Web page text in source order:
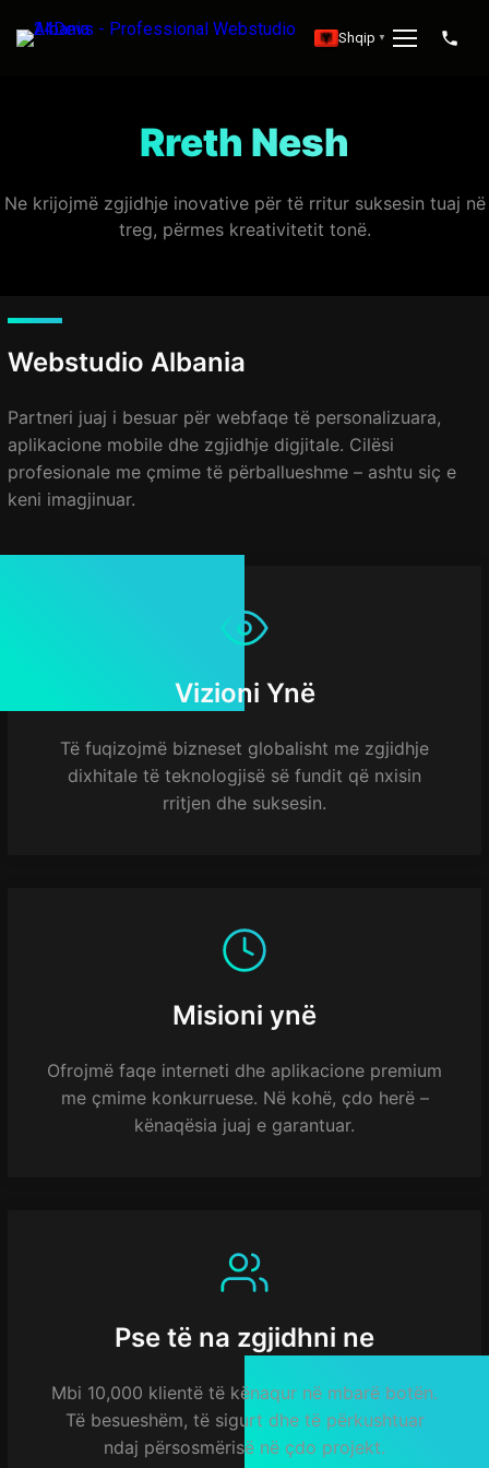
Shqip ▼
Rreth Nesh
Ne krijojmë zgjidhje inovative për të rritur suksesin tuaj në
treg, përmes kreativitetit tonë.
Webstudio Albania
Partneri juaj i besuar për webfaqe të personalizuara,
aplikacione mobile dhe zgjidhje digjitale. Cilësi
profesionale me çmime të përballueshme – ashtu siç e
keni imagjinuar.
Vizioni Ynë
Të fuqizojmë bizneset globalisht me zgjidhje
dixhitale të teknologjisë së fundit që nxisin
rritjen dhe suksesin.
Misioni ynë
Ofrojmë faqe interneti dhe aplikacione premium
me çmime konkurruese. Në kohë, çdo herë –
kënaqësia juaj e garantuar.
Pse të na zgjidhni ne
Mbi 10,000 klientë të kënaqur në mbarë botën.
Të besueshëm, të sigurt dhe të përkushtuar
ndaj përsosmërisë në çdo projekt.